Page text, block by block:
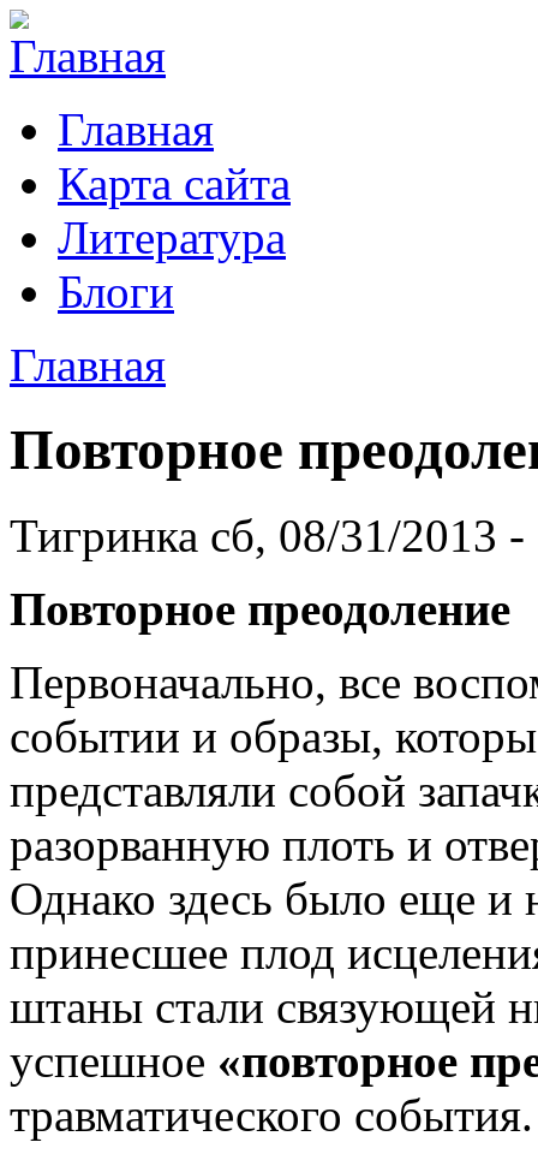
Главная
Карта сайта
Литература
Блоги
Главная
Повторное
Тигринка сб, 08/31/2013
Повторное преодоление
Первоначально, все
событии и образы,
представляли собой
разорванную плоть и
Однако здесь было еще и
принесшее плод
штаны стали связующей
успешное «повторное
травматического события.